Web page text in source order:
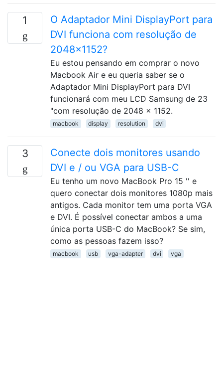
1
O Adaptador Mini DisplayPort para
DVI funciona com resolução de
2048x1152?
Eu estou pensando em comprar o novo
Macbook Air e eu queria saber se o
Adaptador Mini DisplayPort para DVI
funcionará com meu LCD Samsung de 23
"com resolução de 2048 x 1152.
macbook display resolution dvi
3
Conecte dois monitores usando
DVI e / ou VGA para USB-C
Eu tenho um novo MacBook Pro 15 '' e
quero conectar dois monitores 1080p mais
antigos. Cada monitor tem uma porta VGA
e DVI. É possível conectar ambos a uma
única porta USB-C do MacBook? Se sim,
como as pessoas fazem isso?
macbook usb vga-adapter dvi vga